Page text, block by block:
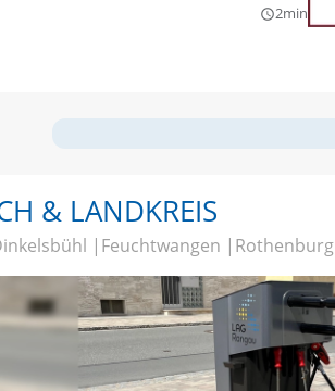
query_builder2min
& LANDKREIS
Feuchtwangen Rothenburg